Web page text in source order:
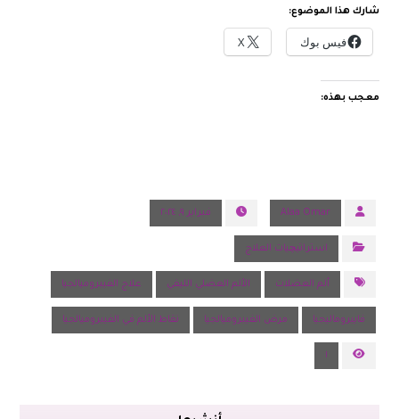
شارك هذا الموضوع:
فيس بوك X
معجب بهذه:
Alaa Omar فبراير ٩, ٢٠٢٤
استراتيچيات العلاج
ألم العضلات الألم العضلي الليفي علاج الفيبروميالجيا
فايبروماليجيا مرض الفيبروميالجيا نقاط الألم في الفيبروميالجيا
١